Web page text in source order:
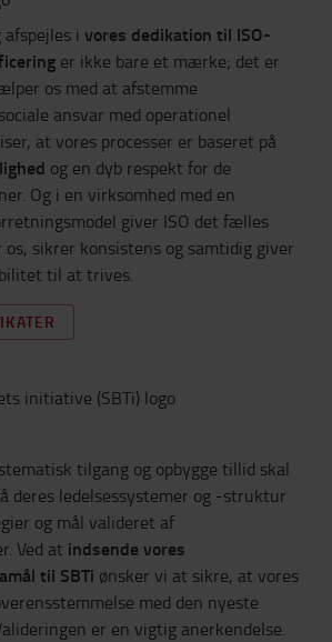
i vores dedikation til ISO-
er ikke bare et mærke; det er
os med at afstemme
ansvar med operationel
at vores processer er baseret på
og en dyb respekt for de
Og i en virksomhed med en
giver ISO det fælles
os, sikrer konsistens og samtidig giver
til at trives.
tilgang og opbygge tillid skal
deres ledelsessystemer og -struktur
og mål valideret af
Ved at indsende vores
til SBTi ønsker vi at sikre, at vores
med den nyeste
er en vigtig anerkendelse.